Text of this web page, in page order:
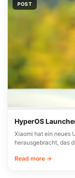
POST
HyperOS
Xiaomi hat ein neues
herausgebracht, das
Read more →